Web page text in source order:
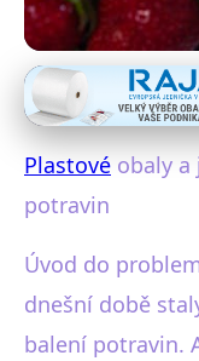
Plastové obaly a
Jak
Nutriční
Plastové obaly
potravin
Úvod do
dnešní době
balení potravin.